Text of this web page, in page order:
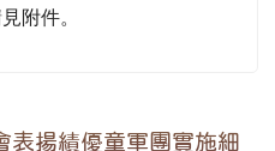
01 | 點閱數： 348
。 二、為規劃第 12 次